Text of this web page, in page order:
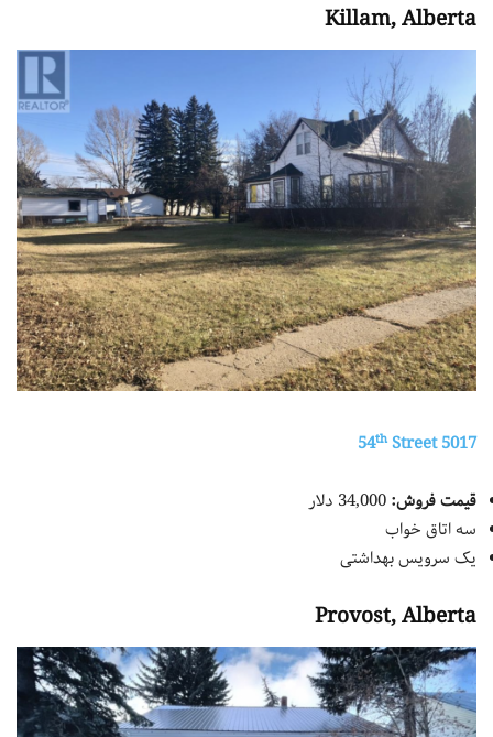
Killam, Alberta
5017 54
thStreet
قیمت فروش:
سه اتاق خواب
یک سرویس بهداشتی
Provost, Alberta